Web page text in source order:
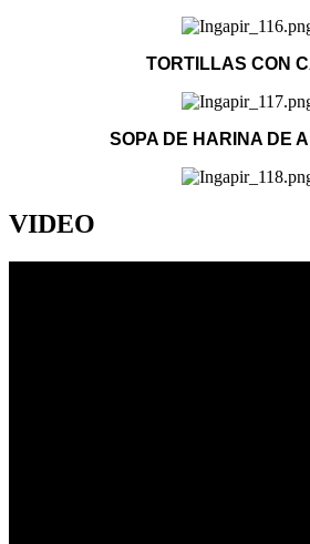
TORTILLAS CON
SOPA DE HARINA DE
VIDEO